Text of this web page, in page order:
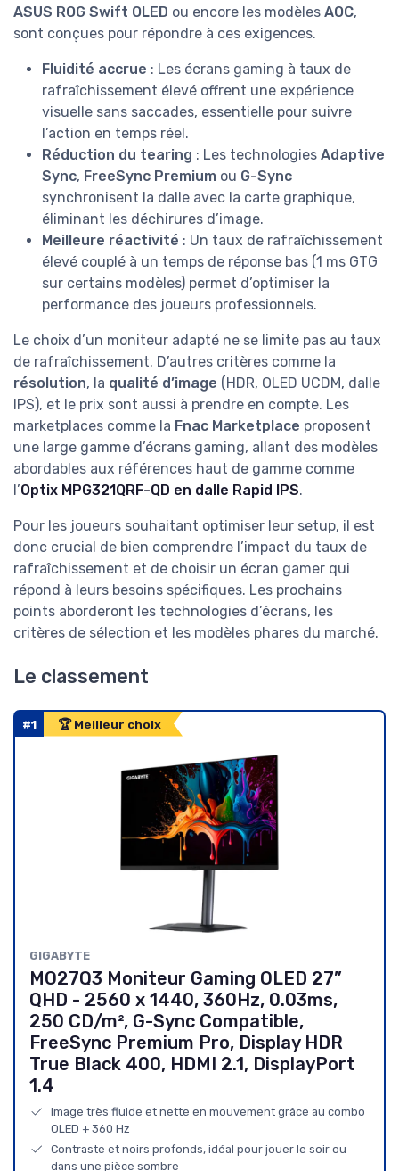
ASUS ROG Swift OLED ou encore les modèles AOC,
sont conçues pour répondre à ces exigences.
Fluidité accrue : Les écrans gaming à taux de
rafraîchissement élevé offrent une expérience
visuelle sans saccades, essentielle pour suivre
l’action en temps réel.
Réduction du tearing : Les technologies Adaptive
Sync, FreeSync Premium ou G-Sync
synchronisent la dalle avec la carte graphique,
éliminant les déchirures d’image.
Meilleure réactivité : Un taux de rafraîchissement
élevé couplé à un temps de réponse bas (1 ms GTG
sur certains modèles) permet d’optimiser la
performance des joueurs professionnels.
Le choix d’un moniteur adapté ne se limite pas au taux
de rafraîchissement. D’autres critères comme la
résolution, la qualité d’image (HDR, OLED UCDM, dalle
IPS), et le prix sont aussi à prendre en compte. Les
marketplaces comme la Fnac Marketplace proposent
une large gamme d’écrans gaming, allant des modèles
abordables aux références haut de gamme comme
l’Optix MPG321QRF-QD en dalle Rapid IPS.
Pour les joueurs souhaitant optimiser leur setup, il est
donc crucial de bien comprendre l’impact du taux de
rafraîchissement et de choisir un écran gamer qui
répond à leurs besoins spécifiques. Les prochains
points aborderont les technologies d’écrans, les
critères de sélection et les modèles phares du marché.
Le classement
#1 🏆 Meilleur choix
GIGABYTE
MO27Q3 Moniteur Gaming OLED 27”
QHD - 2560 x 1440, 360Hz, 0.03ms,
250 CD/m², G-Sync Compatible,
FreeSync Premium Pro, Display HDR
True Black 400, HDMI 2.1, DisplayPort
1.4
Image très fluide et nette en mouvement grâce au combo
OLED + 360 Hz
Contraste et noirs profonds, idéal pour jouer le soir ou
dans une pièce sombre